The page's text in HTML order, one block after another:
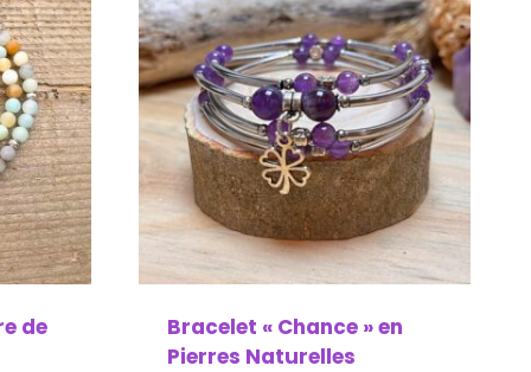
de
Bracelet « Chance » en
Pierres Naturelles